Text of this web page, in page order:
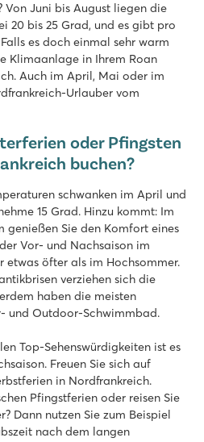
der schönen französischen
und Mountainbiking
die ganze Familie!
- Locunolé
Rutschen und großer Liegewiese
nahe des Campingplatzes zu
und in Strandnähe
Von Juni bis August liegen die
20 bis 25 Grad, und es gibt pro
es doch einmal sehr warm
Klimaanlage in Ihrem Roan
Auch im April, Mai oder im
Urlauber vom
oder Pfingsten
buchen?
schwanken im April und
15 Grad. Hinzu kommt: Im
genießen Sie den Komfort eines
Vor- und Nachsaison im
etwas öfter als im Hochsommer.
verziehen sich die
haben die meisten
und Outdoor-Schwimmbad.
Top-Sehenswürdigkeiten ist es
Freuen Sie sich auf
in Nordfrankreich.
Pfingstferien oder reisen Sie
Dann nutzen Sie zum Beispiel
nach dem langen